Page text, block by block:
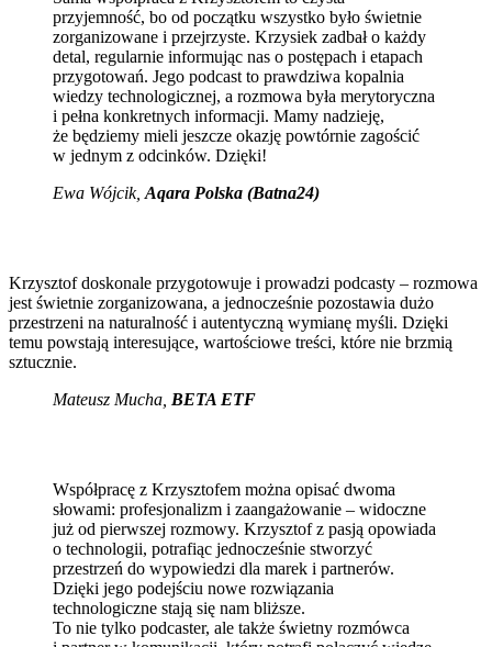
przyjemność, bo od początku wszystko było świetnie
zorganizowane i przejrzyste. Krzysiek zadbał o każdy
detal, regularnie informując nas o postępach i etapach
przygotowań. Jego podcast to prawdziwa kopalnia
wiedzy technologicznej, a rozmowa była merytoryczna
i pełna konkretnych informacji. Mamy nadzieję,
że będziemy mieli jeszcze okazję powtórnie zagościć
w jednym z odcinków. Dzięki!
Ewa Wójcik, Aqara Polska (Batna24)
Krzysztof doskonale przygotowuje i prowadzi podcasty – rozmowa
jest świetnie zorganizowana, a jednocześnie pozostawia dużo
przestrzeni na naturalność i autentyczną wymianę myśli. Dzięki
temu powstają interesujące, wartościowe treści, które nie brzmią
sztucznie.
Mateusz Mucha BETA ETF
Współpracę z Krzysztofem można opisać dwoma
słowami: profesjonalizm i zaangażowanie – widoczne
już od pierwszej rozmowy. Krzysztof z pasją opowiada
o technologii, potrafiąc jednocześnie stworzyć
przestrzeń do wypowiedzi dla marek i partnerów.
Dzięki jego podejściu nowe rozwiązania
technologiczne stają się nam bliższe.
To nie tylko podcaster, ale także świetny rozmówca